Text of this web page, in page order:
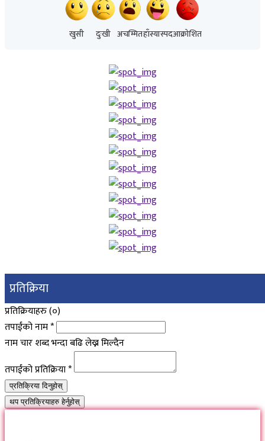
खुसी दुःखी अचम्मितहाँस्यास्पदआक्रोशित
प्रतिक्रिया
प्रतिक्रियाहरु (०)
तपाईंको नाम*
नाम चार शब्द भन्दा बढि लेख्न मिल्दैन
तपाईंको प्रतिक्रिया*
प्रतिक्रिया दिनुहोस्
थप प्रतिक्रियाहरु हेर्नुहोस्